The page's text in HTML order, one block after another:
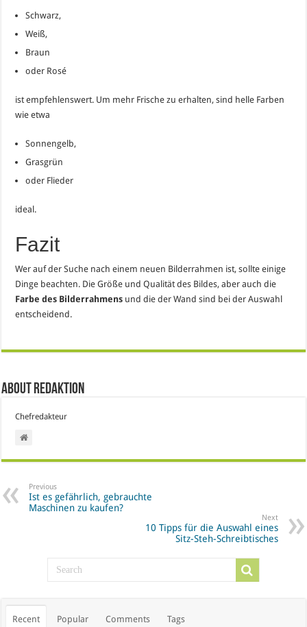
Schwarz,
Weiß,
Braun
oder Rosé
ist empfehlenswert. Um mehr Frische zu erhalten, sind helle Farben
wie etwa
Sonnengelb,
Grasgrün
oder Flieder
ideal.
Fazit
Wer auf der Suche nach einem neuen Bilderrahmen ist, sollte einige
Dinge beachten. Die Größe und Qualität des Bildes, aber auch die
Farbe des Bilderrahmens und die der Wand sind bei der Auswahl
entscheidend.
About Redaktion
Chefredakteur
Previous
Ist es gefährlich, gebrauchte
Maschinen zu kaufen?
Next
10 Tipps für die Auswahl eines
Sitz-Steh-Schreibtisches
Recent Popular Comments Tags